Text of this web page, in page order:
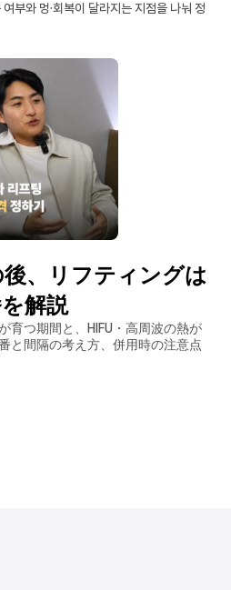
부와 멍·회복이 달라지는 지점을 나눠 정
、リフティングは
解説
育つ期間と、HIFU・高周波の熱が
と間隔の考え方、併用時の注意点